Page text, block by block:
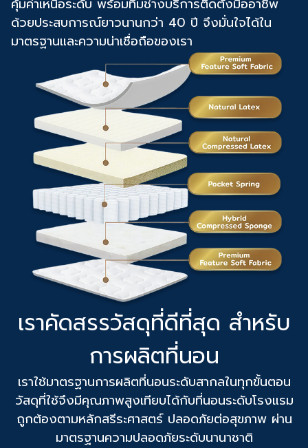
คุ้มค่าเหนือระดับ พร้อมทีมช่างบริการติดตั้งมืออาชีพ
ด้วยประสบการณ์ยาวนานกว่า 40 ปี จึงมั่นใจได้ใน
มาตรฐานและความน่าเชื่อถือของเรา
เราคัดสรรวัสดุที่ดีที่สุด สำหรับ
การผลิตที่นอน
เราใช้มาตรฐานการผลิตที่นอนระดับสากลในทุกขั้นตอน
วัสดุที่ใช้จึงมีคุณภาพสูงเทียบได้กับที่นอนระดับโรงแรม
ถูกต้องตามหลักสรีระศาสตร์ ปลอดภัยต่อสุขภาพ ผ่าน
มาตรฐานความปลอดภัยระดับนานาชาติ